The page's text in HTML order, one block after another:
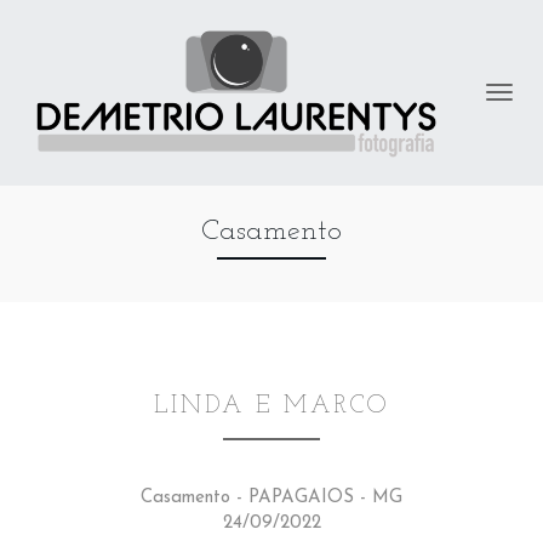
Casamento
LINDA E MARCO
Casamento - PAPAGAIOS - MG
24/09/2022